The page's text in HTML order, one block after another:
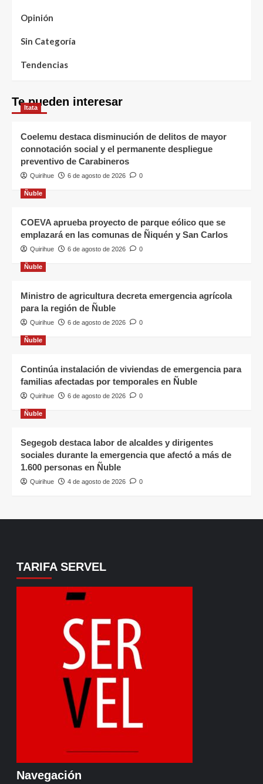
Opinión
Sin Categoría
Tendencias
Te pueden interesar
Itata
Coelemu destaca disminución de delitos de mayor
connotación social y el permanente despliegue
preventivo de Carabineros
Quirihue 6 de agosto de 2026 0
Ñuble
COEVA aprueba proyecto de parque eólico que se
emplazará en las comunas de Ñiquén y San Carlos
Quirihue 6 de agosto de 2026 0
Ñuble
Ministro de agricultura decreta emergencia agrícola
para la región de Ñuble
Quirihue 6 de agosto de 2026 0
Ñuble
Continúa instalación de viviendas de emergencia para
familias afectadas por temporales en Ñuble
Quirihue 6 de agosto de 2026 0
Ñuble
Segegob destaca labor de alcaldes y dirigentes
sociales durante la emergencia que afectó a más de
1.600 personas en Ñuble
Quirihue 4 de agosto de 2026 0
TARIFA SERVEL
Navegación